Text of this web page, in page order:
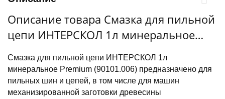
Описание товара Смазка для пильной
цепи ИНТЕРСКОЛ 1л минеральное
Premium (90101.006)
Смазка для пильной цепи ИНТЕРСКОЛ 1л
минеральное Premium (90101.006) предназначено для
пильных шин и цепей, в том числе для машин
механизированной заготовки древесины